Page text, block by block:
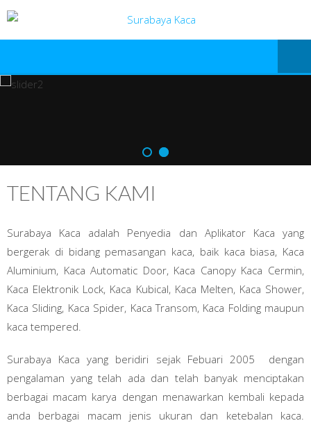
TENTANG KAMI
Surabaya Kaca adalah Penyedia dan Aplikator Kaca yang
bergerak di bidang pemasangan kaca, baik kaca biasa, Kaca
Aluminium, Kaca Automatic Door, Kaca Canopy Kaca Cermin,
Kaca Elektronik Lock, Kaca Kubical, Kaca Melten, Kaca Shower,
Kaca Sliding, Kaca Spider, Kaca Transom, Kaca Folding maupun
kaca tempered.
Surabaya Kaca yang beridiri sejak Febuari 2005 dengan
pengalaman yang telah ada dan telah banyak menciptakan
berbagai macam karya dengan menawarkan kembali kepada
anda berbagai macam jenis ukuran dan ketebalan kaca.